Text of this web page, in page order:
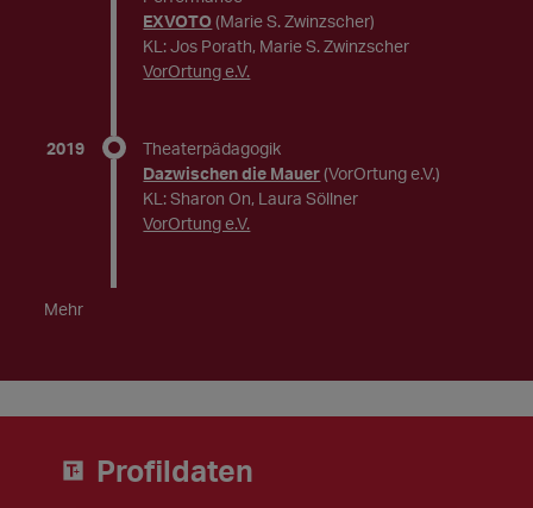
EXVOTO (Marie S. Zwinzscher)
KL: Jos Porath, Marie S. Zwinzscher
VorOrtung e.V.
2019
Theaterpädagogik
Dazwischen die Mauer (VorOrtung e.V.)
KL: Sharon On, Laura Söllner
VorOrtung e.V.
Mehr
Profildaten